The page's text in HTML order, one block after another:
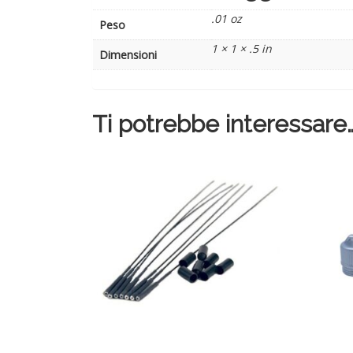
Peso .01 oz
Dimensioni 1 × 1 × .5 in
Ti potrebbe